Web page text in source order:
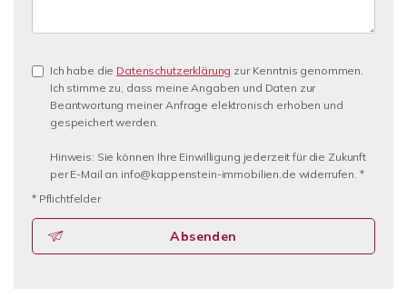
Ich habe die Datenschutzerklärung zur Kenntnis genommen.
Ich stimme zu, dass meine Angaben und Daten zur
Beantwortung meiner Anfrage elektronisch erhoben und
gespeichert werden.
Hinweis: Sie können Ihre Einwilligung jederzeit für die Zukunft
per E-Mail an info@kappenstein-immobilien.de widerrufen. *
* Pflichtfelder
Absenden